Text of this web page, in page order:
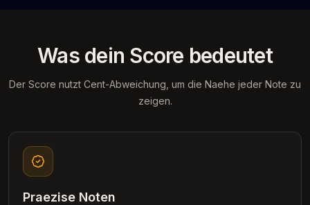
Was dein Score bedeutet
Der Score nutzt Cent-Abweichung, um die Naehe jeder Note zu
zeigen.
Praezise Noten